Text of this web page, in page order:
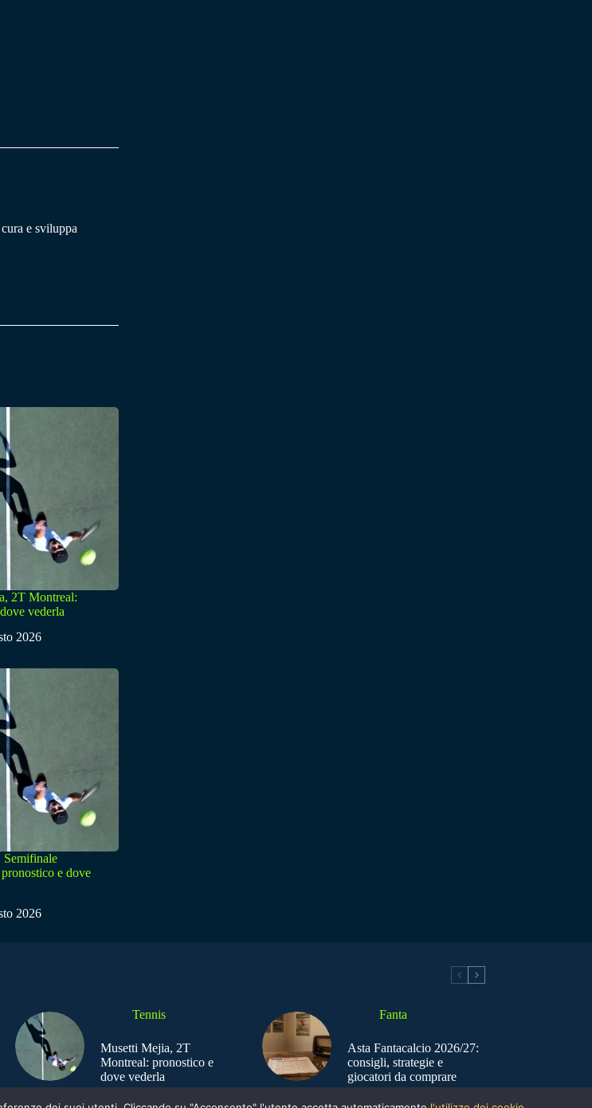
e sviluppa
2T Montreal:
vederla
2026
Semifinale
e dove
2026
Tennis
Musetti Mejia, 2T
Montreal: pronostico e
dove vederla
Fanta
Asta Fantacalcio 2026/27:
consigli, strategie e
giocatori da comprare